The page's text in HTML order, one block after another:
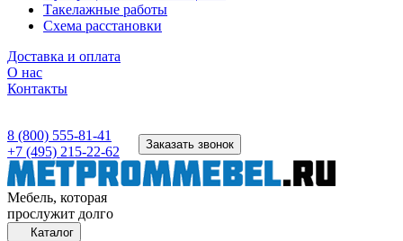
Такелажные работы
Схема расстановки
Доставка и оплата
О нас
Контакты
8 (800) 555-81-41
+7 (495) 215-22-62
Заказать звонок
Мебель, которая
прослужит долго
Каталог